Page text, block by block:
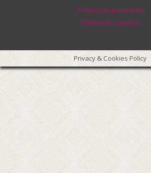
Política de privacidad
Política de Cookies
Privacy & Cookies Policy